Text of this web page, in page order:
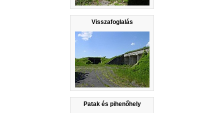
Visszafoglalás
Patak és pihenőhely